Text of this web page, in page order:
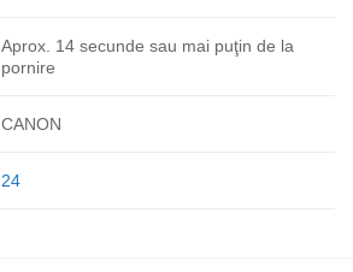
Aprox. 14 secunde sau mai puţin de la
pornire
CANON
24